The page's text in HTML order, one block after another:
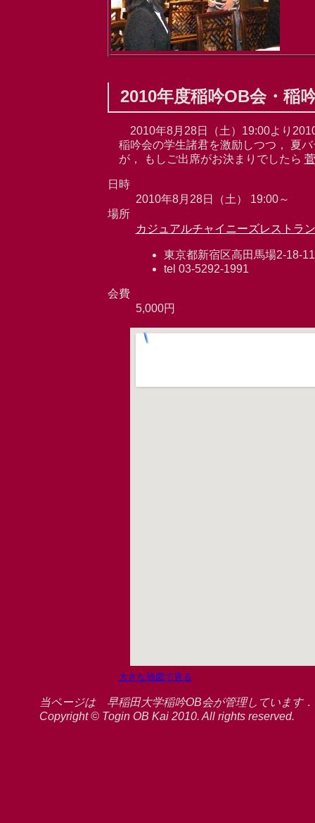
2010年度稲吟OB会・稲
2010年8月28日（土）19:00より
稲吟会の学生諸君を激励しつつ， 夏
が， もしご出席がお決まりでしたら
日時
2010年8月28日（土） 19:00～
場所
カジュアルチャイニーズレストラ
東京都新宿区高田馬場2-18-
tel 03-5292-1991
会費
5,000円
大きな地図で見る
当ページは 早稲田大学稲吟OB会が管理しています
Copyright © Togin OB Kai 2010. All rights reserved.